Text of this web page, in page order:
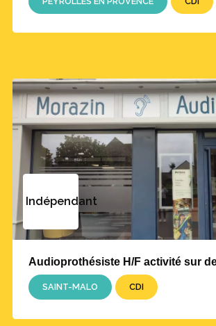
Indépendant
Audioprothésiste H/F activité sur
SAINT-MALO CDI